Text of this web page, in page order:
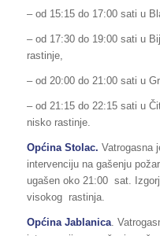
– od 15:15 do 17:00 sati u
– od 17:30 do 19:00 sati u
rastinje,
– od 20:00 do 21:00 sati u
– od 21:15 do 22:15 sati u
nisko rastinje.
Općina Stolac. Vatrogasna
intervenciju na gašenju
ugašen oko 21:00 sat.
visokog rastinja.
Općina Jablanica.